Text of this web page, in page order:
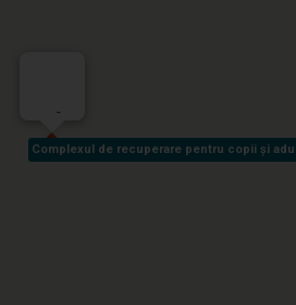
Complexul de recuperare pentru copii și
Complexul de recuperare pentru copii și
-